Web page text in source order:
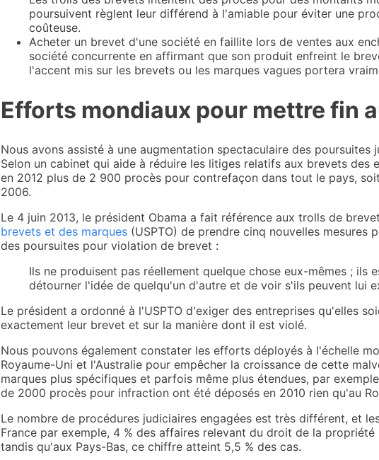
poursuivent règlent leur différend à l'amiable pour éviter une
coûteuse.
Acheter un brevet d'une société en faillite lors de ventes aux
société concurrente en affirmant que son produit enfreint le
l'accent mis sur les brevets ou les marques vagues portera
Efforts mondiaux pour mettre fin
Nous avons assisté à une augmentation spectaculaire des poursuites
Selon un cabinet qui aide à réduire les litiges relatifs aux brevets
en 2012 plus de 2 900 procès pour contrefaçon dans tout le pays,
2006.
Le 4 juin 2013, le président Obama a fait référence aux trolls de
brevets et des marques (USPTO) de prendre cinq nouvelles
des poursuites pour violation de brevet :
Ils ne produisent pas réellement quelque chose eux-mêmes ; ils
détourner l'idée de quelqu'un d'autre et de voir s'ils peuvent lui
Le président a ordonné à l'USPTO d'exiger des entreprises qu'elles
exactement leur brevet et sur la manière dont il est violé.
Nous pouvons également constater les efforts déployés à l'échelle
Royaume-Uni et l'Australie pour empêcher la croissance de cette
marques plus spécifiques et parfois même plus étendues, par
de 2000 procès pour infraction ont été déposés en 2010 rien qu'au
Le nombre de procédures judiciaires engagées est très différent, et
France par exemple, 4 % des affaires relevant du droit de la
tandis qu'aux Pays-Bas, ce chiffre atteint 5,5 % des cas.